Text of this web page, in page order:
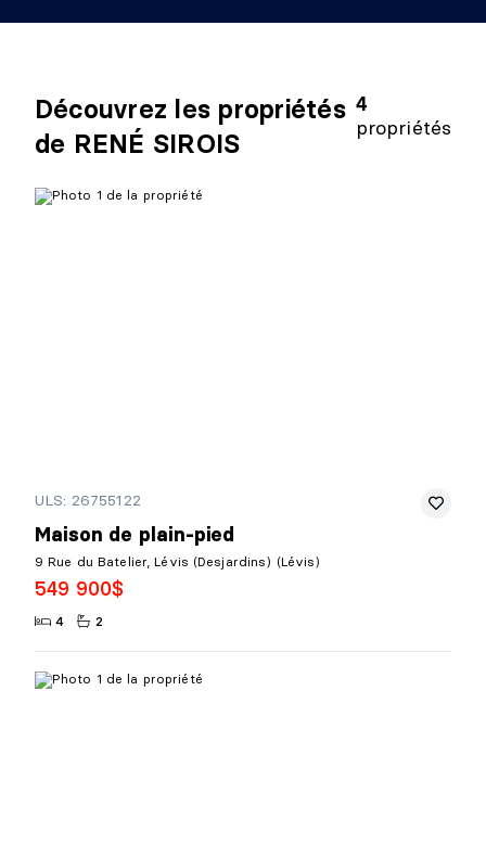
Découvrez les propriétés
de RENÉ SIROIS
4
propriétés
ULS: 26755122
Maison de plain-pied
9 Rue du Batelier, Lévis (Desjardins) (Lévis)
549 900$
4 2